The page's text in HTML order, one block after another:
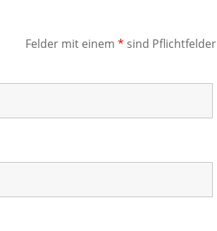
Felder mit einem * sind Pflichtfelder